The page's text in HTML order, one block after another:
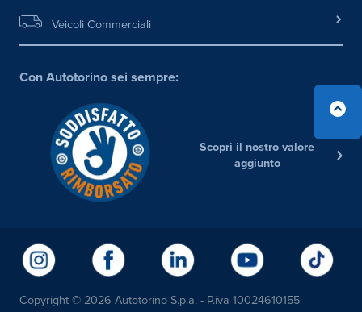
Veicoli Commerciali
Con Autotorino sei sempre:
Scopri il nostro valore
aggiunto
Copyright © 2026 Autotorino S.p.a. - P.iva 10024610155